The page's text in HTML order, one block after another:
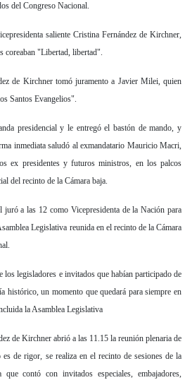
del Congreso Nacional.
saliente Cristina Fernández de Kirchner,
coreaban "Libertad, libertad".
de Kirchner tomó juramento a Javier Milei, quien
Santos Evangelios".
presidencial y le entregó el bastón de mando, y
inmediata saludó al exmandatario Mauricio Macri,
ex presidentes y futuros ministros, en los palcos
del recinto de la Cámara baja.
a las 12 como Vicepresidenta de la Nación para
Legislativa reunida en el recinto de la Cámara
los legisladores e invitados que habían participado de
histórico, un momento que quedará para siempre en
la Asamblea Legislativa
de Kirchner abrió a las 11.15 la reunión plenaria de
de rigor, se realiza en el recinto de sesiones de la
contó con invitados especiales, embajadores,